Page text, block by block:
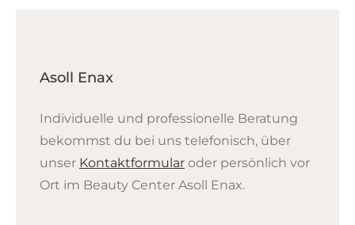
Asoll Enax
Individuelle und professionelle Beratung
bekommst du bei uns telefonisch, über
unser Kontaktformularoder persönlich vor
Ort im Beauty Center Asoll Enax.